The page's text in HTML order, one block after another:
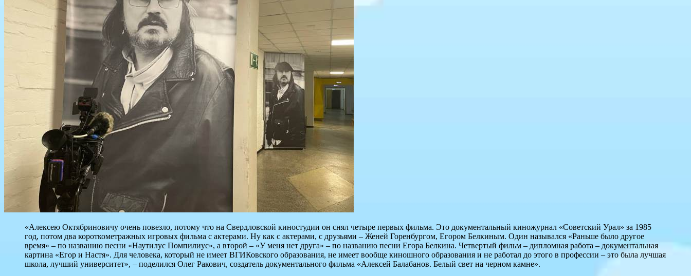
«Алексею Октябриновичу очень повезло, потому что на Свердловской киностудии он снял четыре первых фильма. Это документальный киножурнал «Советский Урал» за 1985
год, потом два короткометражных игровых фильма с актерами. Ну как с актерами, с друзьями – Женей Горенбургом, Егором Белкиным. Один назывался «Раньше было другое
время» – по названию песни «Наутилус Помпилиус», а второй – «У меня нет друга» – по названию песни Егора Белкина. Четвертый фильм – дипломная работа – документальная
картина «Егор и Настя». Для человека, который не имеет ВГИКовского образования, не имеет вообще киношного образования и не работал до этого в профессии – это была лучшая
школа, лучший университет», – поделился Олег Ракович, создатель документального фильма «Алексей Балабанов. Белый свет на черном камне».